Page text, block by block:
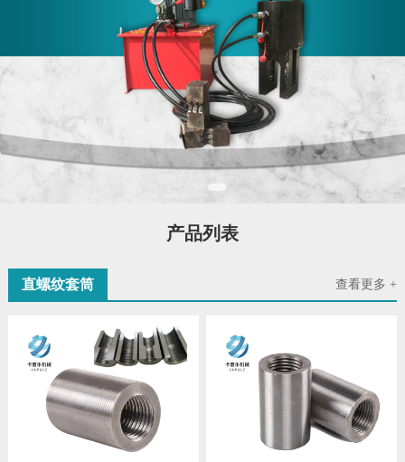
产品列表
查看更多 +
直螺纹套筒